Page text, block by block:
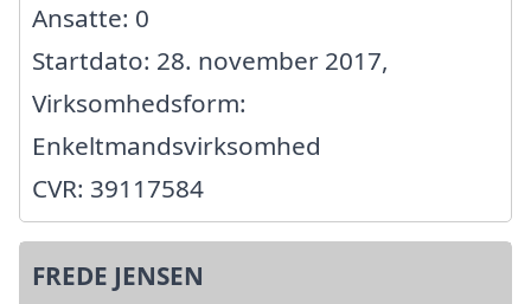
Ansatte: 0
Startdato: 28. november 2017,
Virksomhedsform:
Enkeltmandsvirksomhed
CVR: 39117584
FREDE JENSEN